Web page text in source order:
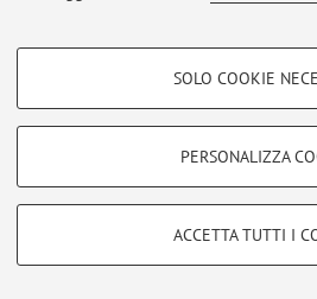
COOKIE DI PROFILAZIONE -
COOKIE TECNICI - NECESSARI
Si tratta di cookie tecnici utilizzati, a titolo
SOLO COOKIE
PERSONALIZZA
ACCETTA TUTTI I
Accedi tramiteloginper gestire tutti i
© 2026 - ALMA MATER STUDIORUM -
|Note legali |